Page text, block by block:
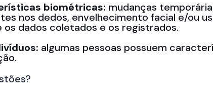
biométricas: mudanças
nos dedos, envelhecimento facial e/ou
dados coletados e os registrados.
algumas pessoas possuem